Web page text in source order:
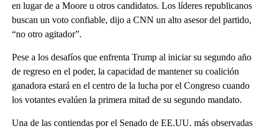
en lugar de a Moore u otros candidatos. Los líderes republicanos
buscan un voto confiable, dijo a CNN un alto asesor del partido,
“no otro agitador”.
Pese a los desafíos que enfrenta Trump al iniciar su segundo año
de regreso en el poder, la capacidad de mantener su coalición
ganadora estará en el centro de la lucha por el Congreso cuando
los votantes evalúen la primera mitad de su segundo mandato.
Una de las contiendas por el Senado de EE.UU. más observadas